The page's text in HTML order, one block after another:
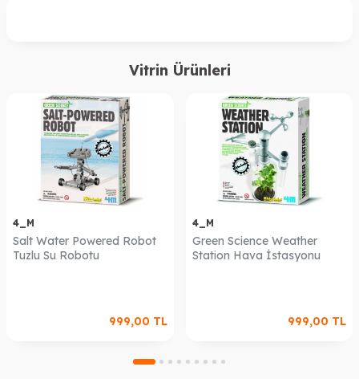
Vitrin Ürünleri
4_M
Salt Water Powered Robot
Tuzlu Su Robotu
999,00 TL
4_M
Green Science Weather
Station Hava İstasyonu
999,00 TL